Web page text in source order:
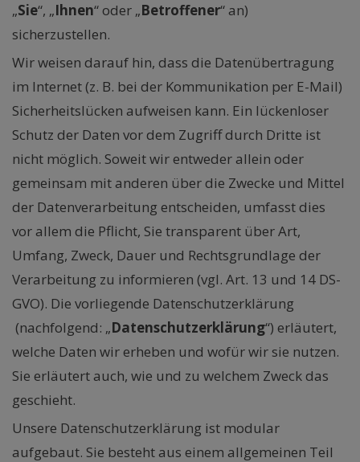
„Sie“, „Ihnen“ oder „Betroffener“ an)
sicherzustellen.
Wir weisen darauf hin, dass die Datenübertragung
im Internet (z. B. bei der Kommunikation per E-Mail)
Sicherheitslücken aufweisen kann. Ein lückenloser
Schutz der Daten vor dem Zugriff durch Dritte ist
nicht möglich. Soweit wir entweder allein oder
gemeinsam mit anderen über die Zwecke und Mittel
der Datenverarbeitung entscheiden, umfasst dies
vor allem die Pflicht, Sie transparent über Art,
Umfang, Zweck, Dauer und Rechtsgrundlage der
Verarbeitung zu informieren (vgl. Art. 13 und 14 DS-
GVO). Die vorliegende Datenschutzerklärung
(nachfolgend: „Datenschutzerklärung“) erläutert,
welche Daten wir erheben und wofür wir sie nutzen.
Sie erläutert auch, wie und zu welchem Zweck das
geschieht.
Unsere Datenschutzerklärung ist modular
aufgebaut. Sie besteht aus einem allgemeinen Teil